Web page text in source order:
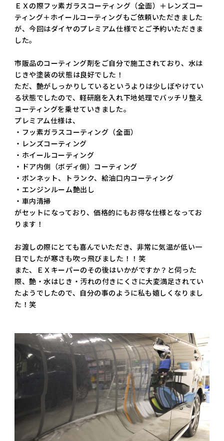
ＥＸの際フッ素ガラスコーティング（全面）＋レンズコー
ティング＋ホイールコーティングもご依頼いただきました
が、今回はダイヤのプレミアム仕様でとご予約いただきま
した。
市販品のコーティング剤をご自分で施工されており、水は
じきや塗装の状態は良好でした！
ただ、艶がしっかりしているというよりは少しぼやけてい
る状態でしたので、軽研磨を入れ下地処理でバッチリ整え
コーティングを乗せていきました。
プレミアム仕様は、
・フッ素ガラスコーティング（全面）
・レンズコーティング
・ホイールコーティング
・ドア内側（ボディ側）コーティング
・ボンネット、トランク、給油口内コーティング
・エンジンルーム艶出し
・車内清掃
がセットになっており、価格的にもお得な仕様となってお
ります！
お渡しの際にとても喜んでいただき、非常に気温が低い一
日でしたが寒さも吹っ飛びました！！笑
また、ＥＸキーパーのその後はいかがですか？と伺った
際、艶・水はじき・汚れの付きにくさに大変満足されてい
たようでしたので、自分の事のように私も嬉しくなりまし
た！笑